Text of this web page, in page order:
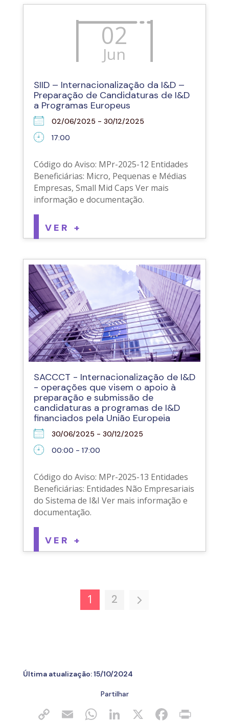
02
Jun
SIID – Internacionalização da I&D –
Preparação de Candidaturas de I&D
a Programas Europeus
02/06/2025 - 30/12/2025
17:00
Código do Aviso: MPr-2025-12 Entidades
Beneficiárias: Micro, Pequenas e Médias
Empresas, Small Mid Caps Ver mais
informação e documentação.
VER +
SACCCT - Internacionalização de I&D
- operações que visem o apoio à
preparação e submissão de
candidaturas a programas de I&D
financiados pela União Europeia
30/06/2025 - 30/12/2025
00:00 - 17:00
Código do Aviso: MPr-2025-13 Entidades
Beneficiárias: Entidades Não Empresariais
do Sistema de I&I Ver mais informação e
documentação.
VER +
1 2
Última atualização:15/10/2024
Partilhar